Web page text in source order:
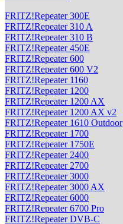
FRITZ!Repeater 300E
FRITZ!Repeater 310 A
FRITZ!Repeater 310 B
FRITZ!Repeater 450E
FRITZ!Repeater 600
FRITZ!Repeater 600 V2
FRITZ!Repeater 1160
FRITZ!Repeater 1200
FRITZ!Repeater 1200 AX
FRITZ!Repeater 1200 AX v2
FRITZ!Repeater 1610 Outdoor
FRITZ!Repeater 1700
FRITZ!Repeater 1750E
FRITZ!Repeater 2400
FRITZ!Repeater 2700
FRITZ!Repeater 3000
FRITZ!Repeater 3000 AX
FRITZ!Repeater 6000
FRITZ!Repeater 6700 Pro
FRITZ!Repeater DVB-C